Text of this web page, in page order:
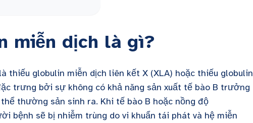
miễn dịch là gì?
globulin miễn dịch liên kết X (XLA) hoặc thiếu globulin
trưng bởi sự không có khả năng sản xuất tế bào B trưởng
thường sản sinh ra. Khi tế bào B hoặc nồng độ
bệnh sẽ bị nhiễm trùng do vi khuẩn tái phát và hệ miễn